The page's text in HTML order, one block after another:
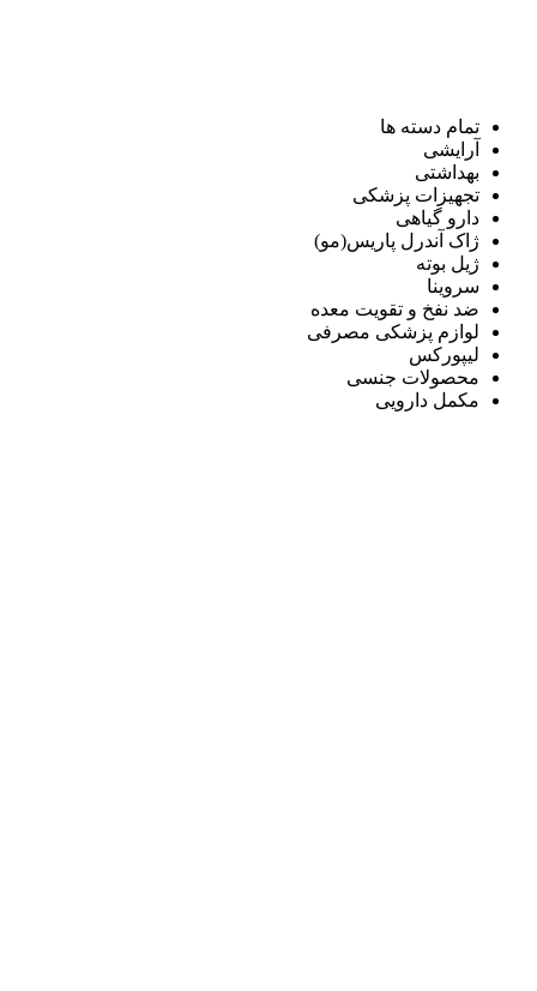
تمام دسته ها
آرایشی
بهداشتی
تجهیزات پزشکی
دارو گیاهی
ژاک آندرل پاریس(مو)
ژیل بوته
سروینا
ضد نفخ و تقویت معده
لوازم پزشکی مصرفی
لیپورکس
محصولات جنسی
مکمل دارویی